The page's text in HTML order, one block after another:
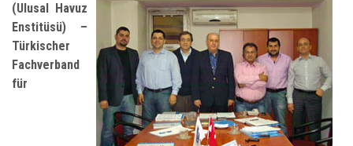
(Ulusal Havuz
Enstitüsü) –
Türkischer
Fachverband
für